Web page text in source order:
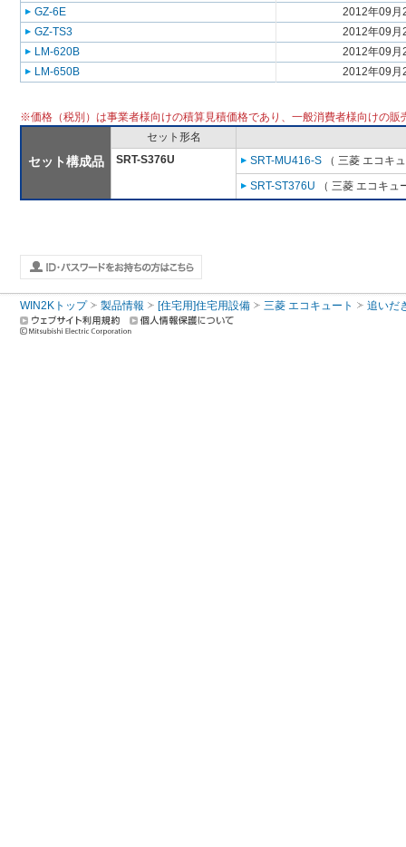
GZ-6E
2012年09月
GZ-TS3
2012年09月
LM-620B
2012年09月
LM-650B
2012年09月
※価格（税別）は事業者様向けの積算見積価格であり、一般消費者様向けの販
セット構成品
セット形名
SRT-S376U
SRT-MU416-S （ 三菱 エコキ
SRT-ST376U （ 三菱 エコキュ
WIN2Kトップ 製品情報 [住宅用]住宅用設備 三菱 エコキュート 追いだ